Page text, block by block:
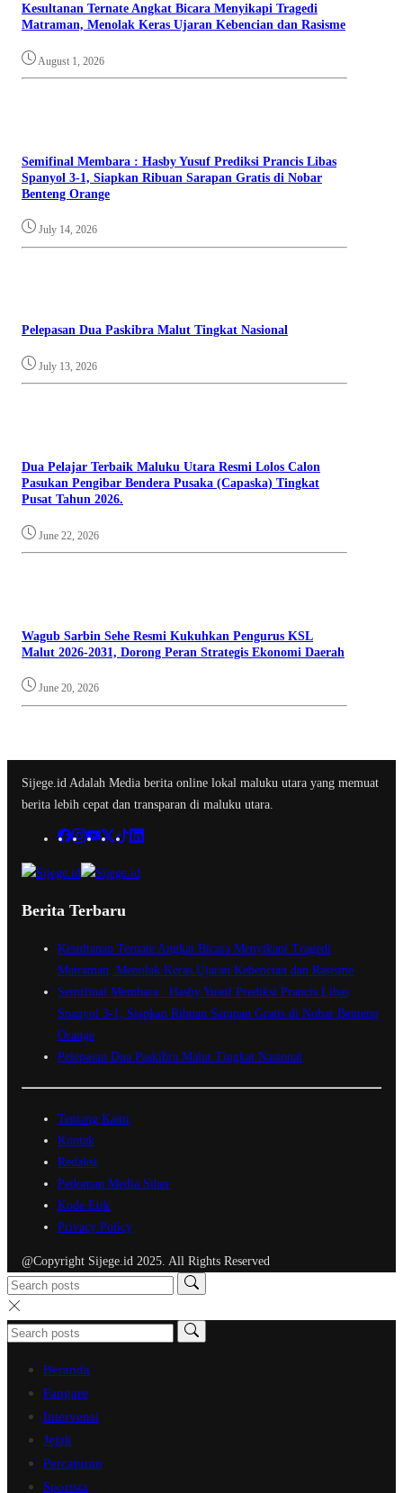
Kesultanan Ternate Angkat Bicara Menyikapi Tragedi
Matraman, Menolak Keras Ujaran Kebencian dan Rasisme
August 1, 2026
Semifinal Membara : Hasby Yusuf Prediksi Prancis Libas
Spanyol 3-1, Siapkan Ribuan Sarapan Gratis di Nobar
Benteng Orange
July 14, 2026
Pelepasan Dua Paskibra Malut Tingkat Nasional
July 13, 2026
Dua Pelajar Terbaik Maluku Utara Resmi Lolos Calon
Pasukan Pengibar Bendera Pusaka (Capaska) Tingkat
Pusat Tahun 2026.
June 22, 2026
Wagub Sarbin Sehe Resmi Kukuhkan Pengurus KSL
Malut 2026-2031, Dorong Peran Strategis Ekonomi Daerah
June 20, 2026
Sijege.id Adalah Media berita online lokal maluku utara yang memuat
berita lebih cepat dan transparan di maluku utara.
Berita Terbaru
Kesultanan Ternate Angkat Bicara Menyikapi Tragedi
Matraman, Menolak Keras Ujaran Kebencian dan Rasisme
Semifinal Membara : Hasby Yusuf Prediksi Prancis Libas
Spanyol 3-1, Siapkan Ribuan Sarapan Gratis di Nobar Benteng
Orange
Pelepasan Dua Paskibra Malut Tingkat Nasional
Tentang Kami
Kontak
Redaksi
Pedoman Media Siber
Kode Etik
Privacy Policy
@Copyright Sijege.id 2025. All Rights Reserved
Beranda
Fangare
Intervensi
Jejak
Percaturan
Sportsta